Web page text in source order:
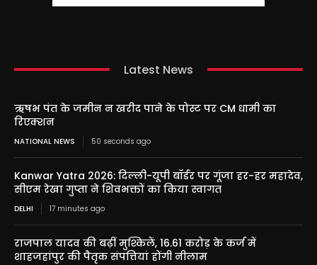
Latest News
ऋषभ पंत के जमीन न खरीद पाने के पोस्ट पर CM धामी का
रिएक्शन
NATIONAL NEWS 50 seconds ago
Kanwar Yatra 2026: दिल्ली-यूपी बॉर्डर पर गूंजा हर-हर महादेव,
सीएम रेखा गुप्ता ने शिवभक्तों का किया स्वागत
DELHI 17 minutes ago
राजपाल यादव की बढ़ीं मुश्किलें, 16.61 करोड़ के कर्ज में
शाहजहांपुर की पैतृक संपत्तियां होंगी नीलाम